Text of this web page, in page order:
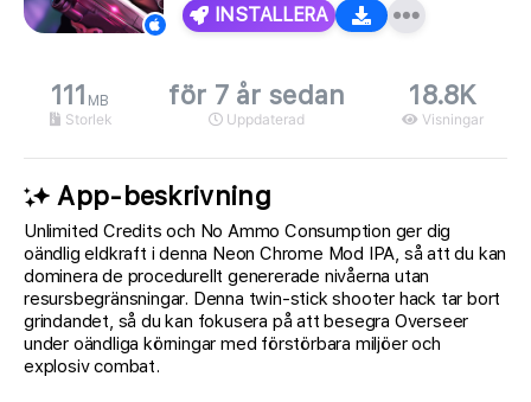
INSTALLERA
111 MB
Storlek
för 7 år sedan
Uppdaterad
18.8K
Visningar
App-beskrivning
Unlimited Credits och No Ammo Consumption ger dig
oändlig eldkraft i denna Neon Chrome Mod IPA, så att du kan
dominera de procedurellt genererade nivåerna utan
resursbegränsningar. Denna twin-stick shooter hack tar bort
grindandet, så du kan fokusera på att besegra Overseer
under oändliga körningar med förstörbara miljöer och
explosiv combat.